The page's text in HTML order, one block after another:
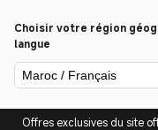
Choisir votre région
langue
Maroc / Français
Offres exclusives du site